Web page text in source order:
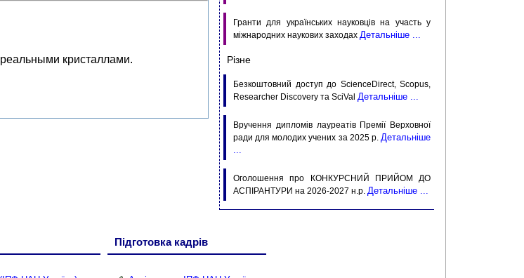
кристаллами.
Гранти для українських науковців на участь у
міжнародних наукових заходах Детальніше ...
Різне
Безкоштовний доступ до ScienceDirect, Scopus,
Researcher Discovery та SciVal Детальніше ...
Вручення дипломів лауреатів Премії Верховної
ради для молодих учених за 2025 р. Детальніше
...
Оголошення про КОНКУРСНИЙ ПРИЙОМ ДО
АСПIРАНТУРИ на 2026-2027 н.р. Детальніше ...
Підготовка кадрів